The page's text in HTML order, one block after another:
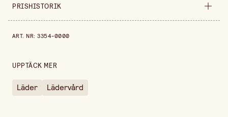
Säljs i styck
PRISHISTORIK
ART. NR:3354-0000
UPPTÄCK MER
Läder Lädervård